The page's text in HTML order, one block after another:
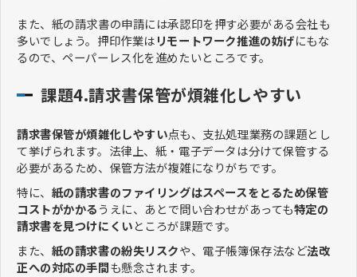
また、紙の請求書の申請には承認印を押す必要がある会社も
多いでしょう。押印作業はリモートワーク推進の妨げにもな
るので、ペーパーレス化を進めたいところです。
課題4.請求書保管が煩雑化しやすい
請求書保管が煩雑化しやすい点も、支払処理業務の課題とし
て挙げられます。法律上、紙・電子データは分けて保管する
必要があるため、保管方法が複雑になりがちです。
特に、 紙の請求書のファイリングはスペースをとるため保管
コストがかかるうえに、あとで問い合わせがあっても特定の
請求書を見つけにくいところが課題です。
また、 紙の請求書の紛失リスクや、電子帳簿保存法など法改
正への対応の手間も懸念されます。